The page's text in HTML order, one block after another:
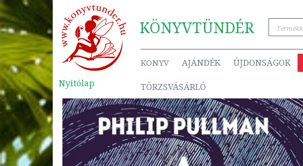
KÖNYVTÜNDÉR
KÖNYV AJÁNDÉK ÚJDONSÁGOK
TÖRZSVÁSÁRLÓ
Nyitólap